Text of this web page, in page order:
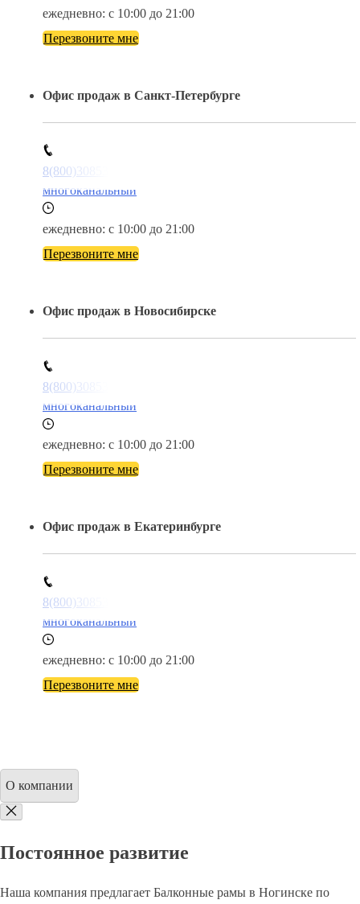
ежедневно: с 10:00 до 21:00
Перезвоните мне
Офис продаж в Санкт-Петербурге
8(800)3085303
многоканальный
ежедневно: с 10:00 до 21:00
Перезвоните мне
Офис продаж в Новосибирске
8(800)3085303
многоканальный
ежедневно: с 10:00 до 21:00
Перезвоните мне
Офис продаж в Екатеринбурге
8(800)3085303
многоканальный
ежедневно: с 10:00 до 21:00
Перезвоните мне
О компании
Постоянное развитие
Наша компания предлагает Балконные рамы в Ногинске по